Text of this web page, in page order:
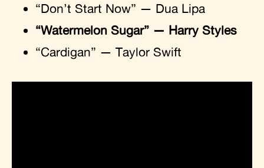
“Don’t Start Now” — Dua Lipa
“Watermelon Sugar” — Harry Styles
“Cardigan” — Taylor Swift